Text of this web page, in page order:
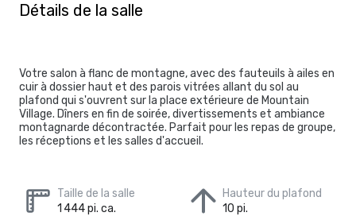
Détails de la salle
Votre salon à flanc de montagne, avec des fauteuils à ailes en
cuir à dossier haut et des parois vitrées allant du sol au
plafond qui s'ouvrent sur la place extérieure de Mountain
Village. Dîners en fin de soirée, divertissements et ambiance
montagnarde décontractée. Parfait pour les repas de groupe,
les réceptions et les salles d'accueil.
Taille de la salle
1 444 pi. ca.
Hauteur du plafond
10 pi.